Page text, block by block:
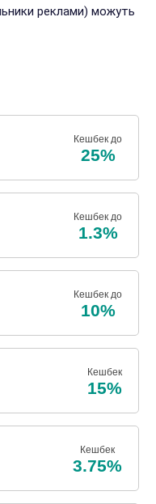
реклами) можуть
Кешбек до
25%
Кешбек до
1.3%
Кешбек до
10%
Кешбек
15%
Кешбек
3.75%